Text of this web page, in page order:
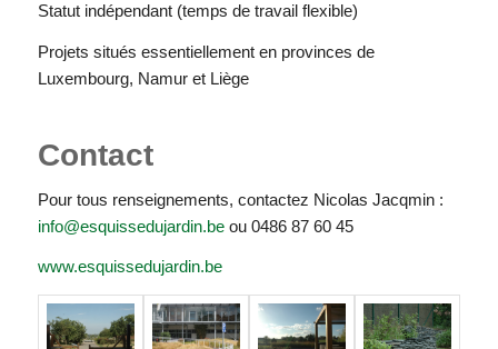
Statut indépendant (temps de travail flexible)
Projets situés essentiellement en provinces de
Luxembourg, Namur et Liège
Contact
Pour tous renseignements, contactez Nicolas Jacqmin :
info@esquissedujardin.beou 0486 87 60 45
www.esquissedujardin.be